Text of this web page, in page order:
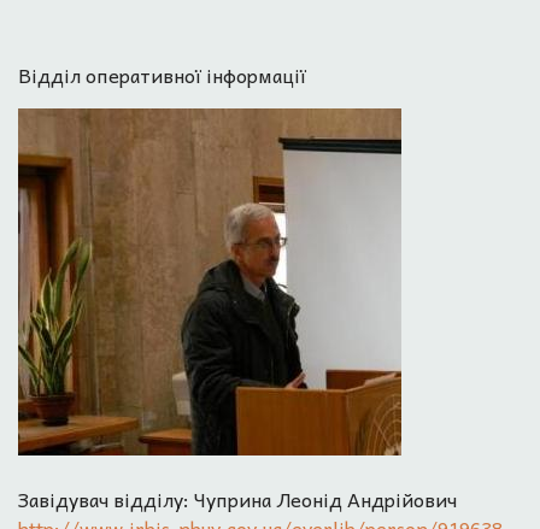
Відділ оперативної інформації
Завідувач відділу: Чуприна Леонід Андрійович